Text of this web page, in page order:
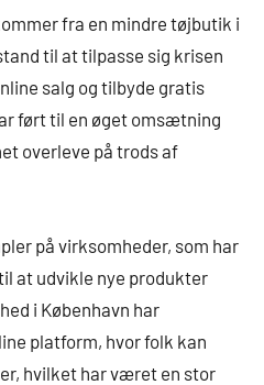
fra en mindre tøjbutik i
til at tilpasse sig krisen
salg og tilbyde gratis
ført til en øget omsætning
overleve på trods af
på virksomheder, som har
at udvikle nye produkter
i København har
platform, hvor folk kan
hvilket har været en stor